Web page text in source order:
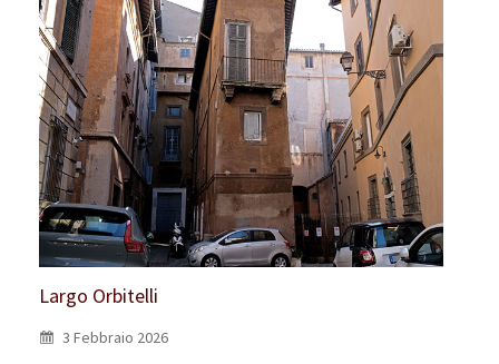
Largo Orbitelli
3 Febbraio 2026